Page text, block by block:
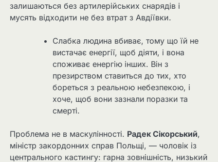
залишаються без артилерійських снарядів і
мусять відходити не без втрат з Авдіївки.
Слабка людина вбиває, тому що їй не
вистачає енергії, щоб діяти, і вона
споживає енергію інших. Він з
презирством ставиться до тих, хто
бореться з реальною небезпекою, і
хоче, щоб вони зазнали поразки та
смерті.
Проблема не в маскулінності. Радек Сікорський,
міністр закордонних справ Польщі, — чоловік із
центрального кастингу: гарна зовнішність, низький